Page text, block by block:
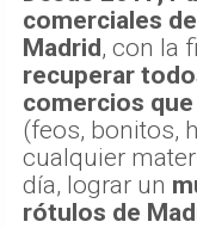
comerciales
Madrid, con la
recuperar
comercios
(feos, bonitos,
cualquier
día, lograr un
rótulos de